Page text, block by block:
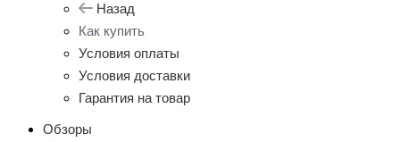
Назад
Как купить
Условия оплаты
Условия доставки
Гарантия на товар
Обзоры